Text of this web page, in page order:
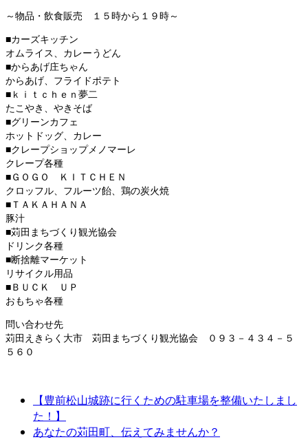
～物品・飲食販売 １５時から１９時～
■カーズキッチン
オムライス、カレーうどん
■からあげ庄ちゃん
からあげ、フライドポテト
■ｋｉｔｃｈｅｎ夢二
たこやき、やきそば
■グリーンカフェ
ホットドッグ、カレー
■クレープショップメノマーレ
クレープ各種
■ＧＯＧＯ ＫＩＴＣＨＥＮ
クロッフル、フルーツ飴、鶏の炭火焼
■ＴＡＫＡＨＡＮＡ
豚汁
■苅田まちづくり観光協会
ドリンク各種
■断捨離マーケット
リサイクル用品
■ＢＵＣＫ ＵＰ
おもちゃ各種
問い合わせ先
苅田えきらく大市 苅田まちづくり観光協会 ０９３－４３４－５
５６０
【豊前松山城跡に行くための駐車場を整備いたしまし
た！】
あなたの苅田町、伝えてみませんか？